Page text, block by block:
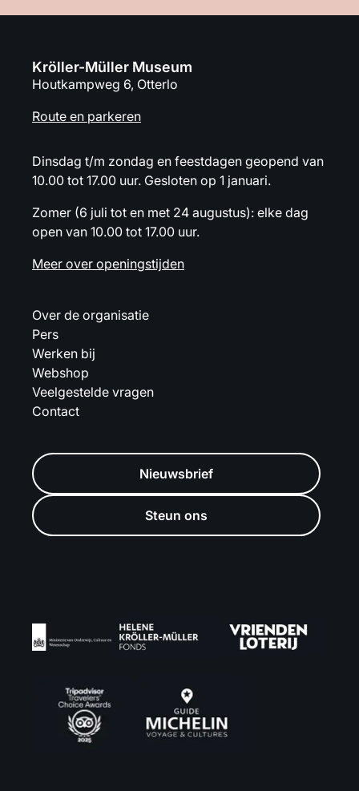
Kröller-Müller Museum
Houtkampweg 6, Otterlo
Route en parkeren
Dinsdag t/m zondag en feestdagen geopend van
10.00 tot 17.00 uur. Gesloten op 1 januari.
Zomer (6 juli tot en met 24 augustus): elke dag
open van 10.00 tot 17.00 uur.
Meer over openingstijden
Over de organisatie
Pers
Werken bij
Webshop
Veelgestelde vragen
Contact
Nieuwsbrief
Steun ons